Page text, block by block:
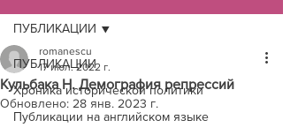
ПУБЛИКАЦИИ
Хроника исторической политики
Публикации на английском языке
ПУБЛИКАЦИИ
Кульбака Н. Демография репрессий
romanescu
17 июл. 2022 г.
Обновлено: 28 янв. 2023 г.